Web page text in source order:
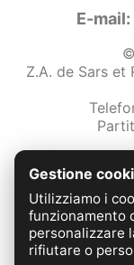
E-mail:
Z.A. de Sars
Gestione
Utilizziamo i
funzionamento
personalizzare
rifiutare o